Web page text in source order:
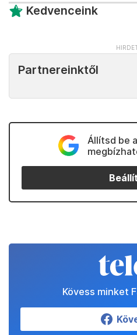
Kedvenceink
Partnereinktől
Állítsd be
Kövess minket